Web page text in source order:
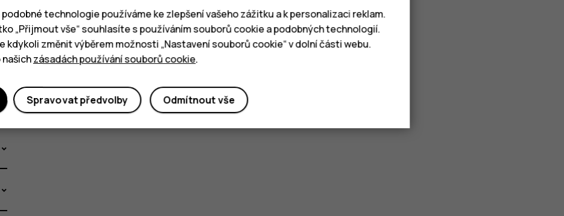
technologie používáme ke zlepšení vašeho zážitku a k personalizaci reklam.
„Přijmout vše“ souhlasíte s používáním souborů cookie a podobných technologií.
kdykoli změnit výběrem možnosti „Nastavení souborů cookie“ v dolní části webu.
zásadách používání souborů cookie.
Odmítnout vše
Spravovat předvolby